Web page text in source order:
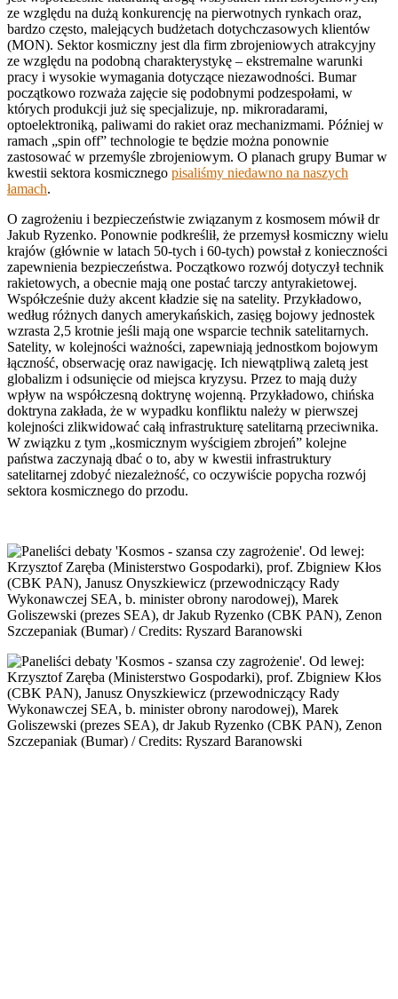
ze względu na dużą konkurencję na pierwotnych rynkach oraz,
bardzo często, malejących budżetach dotychczasowych klientów
(MON). Sektor kosmiczny jest dla firm zbrojeniowych atrakcyjny
ze względu na podobną charakterystykę – ekstremalne warunki
pracy i wysokie wymagania dotyczące niezawodności. Bumar
początkowo rozważa zajęcie się podobnymi podzespołami, w
których produkcji już się specjalizuje, np. mikroradarami,
optoelektroniką, paliwami do rakiet oraz mechanizmami. Później w
ramach „spin off” technologie te będzie można ponownie
zastosować w przemyśle zbrojeniowym. O planach grupy Bumar w
kwestii sektora kosmicznego pisaliśmy niedawno na naszych
łamach.
O zagrożeniu i bezpieczeństwie związanym z kosmosem mówił dr
Jakub Ryzenko. Ponownie podkreślił, że przemysł kosmiczny wielu
krajów (głównie w latach 50-tych i 60-tych) powstał z konieczności
zapewnienia bezpieczeństwa. Początkowo rozwój dotyczył technik
rakietowych, a obecnie mają one postać tarczy antyrakietowej.
Współcześnie duży akcent kładzie się na satelity. Przykładowo,
według różnych danych amerykańskich, zasięg bojowy jednostek
wzrasta 2,5 krotnie jeśli mają one wsparcie technik satelitarnych.
Satelity, w kolejności ważności, zapewniają jednostkom bojowym
łączność, obserwację oraz nawigację. Ich niewątpliwą zaletą jest
globalizm i odsunięcie od miejsca kryzysu. Przez to mają duży
wpływ na współczesną doktrynę wojenną. Przykładowo, chińska
doktryna zakłada, że w wypadku konfliktu należy w pierwszej
kolejności zlikwidować całą infrastrukturę satelitarną przeciwnika.
W związku z tym „kosmicznym wyścigiem zbrojeń” kolejne
państwa zaczynają dbać o to, aby w kwestii infrastruktury
satelitarnej zdobyć niezależność, co oczywiście popycha rozwój
sektora kosmicznego do przodu.